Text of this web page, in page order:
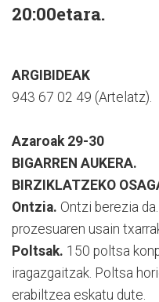
20:00etara.
ARGIBIDEAK
943 67 02 49 (Artelatz).
Azaroak 29-30
BIGARREN AUKERA.
BIRZIKLATZEKO
Ontzia. Ontzi berezia
prozesuaren usain
Poltsak. 150 poltsa
iragazgaitzak. Poltsa
erabiltzea eskatu dute.